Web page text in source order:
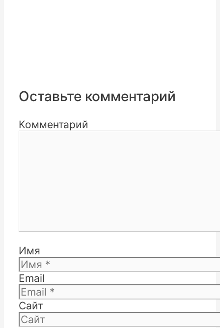
Оставьте комментарий
Комментарий
Имя
Email
Сайт